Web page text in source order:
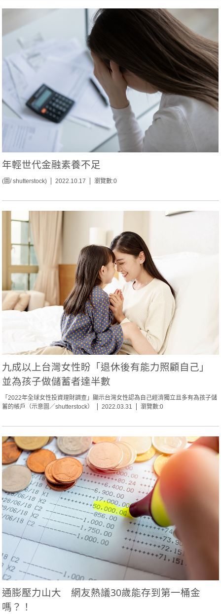
年輕世代金融素養不足
(圖/ shutterstock) 2022.10.17 瀏覽數:0
九成以上台灣女性盼「退休後有能力照顧自己」
並為孩子做儲蓄者達半數
「2022年全球女性投資理財調查」顯示台灣女性認為自己經濟獨立且多有為孩子儲
蓄的帳戶（示意圖／shutterstock）
2022.03.31 瀏覽數:0
通膨壓力山大 網友熱議30歲能存到第一桶金
嗎？！